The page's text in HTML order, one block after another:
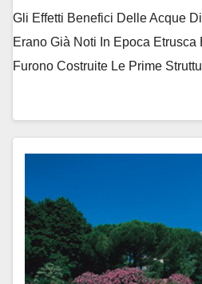
Gli Effetti Benefici Delle Acque
Erano Già Noti In Epoca Etrusca
Furono Costruite Le Prime